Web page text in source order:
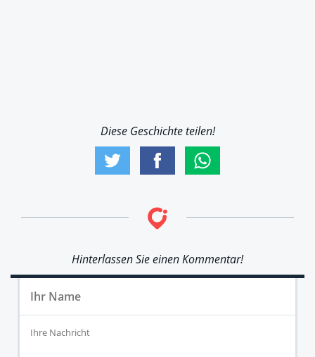
Diese Geschichte teilen!
Hinterlassen Sie einen Kommentar!